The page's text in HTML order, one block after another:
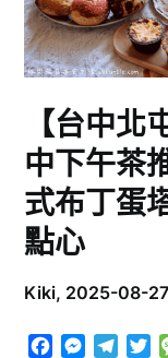
【台中
中下午茶
式布丁蛋
點心
Kiki, 2025-08-27
Facebook